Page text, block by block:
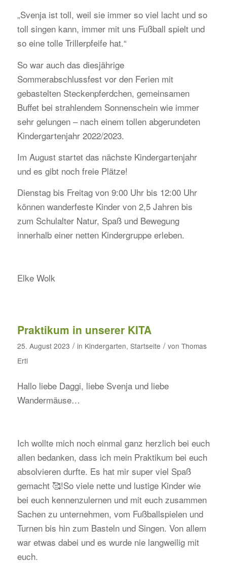
„Svenja ist toll, weil sie immer so viel lacht und so
toll singen kann, immer mit uns Fußball spielt und
so eine tolle Trillerpfeife hat.“
So war auch das diesjährige
Sommerabschlussfest vor den Ferien mit
gebastelten Steckenpferdchen, gemeinsamen
Buffet bei strahlendem Sonnenschein wie immer
sehr gelungen – nach einem tollen abgerundeten
Kindergartenjahr 2022/2023.
Im August startet das nächste Kindergartenjahr
und es gibt noch freie Plätze!
Dienstag bis Freitag von 9:00 Uhr bis 12:00 Uhr
können wanderfeste Kinder von 2,5 Jahren bis
zum Schulalter Natur, Spaß und Bewegung
innerhalb einer netten Kindergruppe erleben.
Elke Wolk
Praktikum in unserer KITA
25. August 2023 / in Kindergarten, Startseite / von Thomas
Ertl
Hallo liebe Daggi, liebe Svenja und liebe
Wandermäuse…
Ich wollte mich noch einmal ganz herzlich bei euch
allen bedanken, dass ich mein Praktikum bei euch
absolvieren durfte. Es hat mir super viel Spaß
gemacht 🥰!So viele nette und lustige Kinder wie
bei euch kennenzulernen und mit euch zusammen
Sachen zu unternehmen, vom Fußballspielen und
Turnen bis hin zum Basteln und Singen. Von allem
war etwas dabei und es wurde nie langweilig mit
euch.